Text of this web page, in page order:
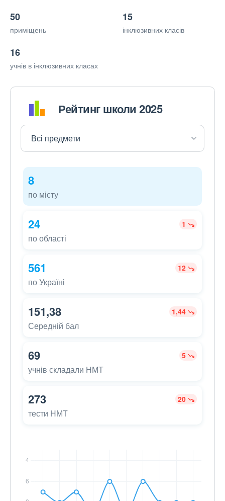
50
приміщень
15
інклюзивних класів
16
учнів в інклюзивних класах
Рейтинг школи 2025
8
по місту
24 1
по області
561 12
по Україні
151,38 1,44
Середній бал
69 5
учнів складали НМТ
273 20
тести НМТ